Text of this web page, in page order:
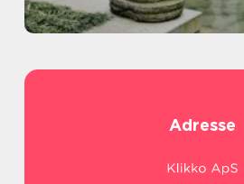
Adresse